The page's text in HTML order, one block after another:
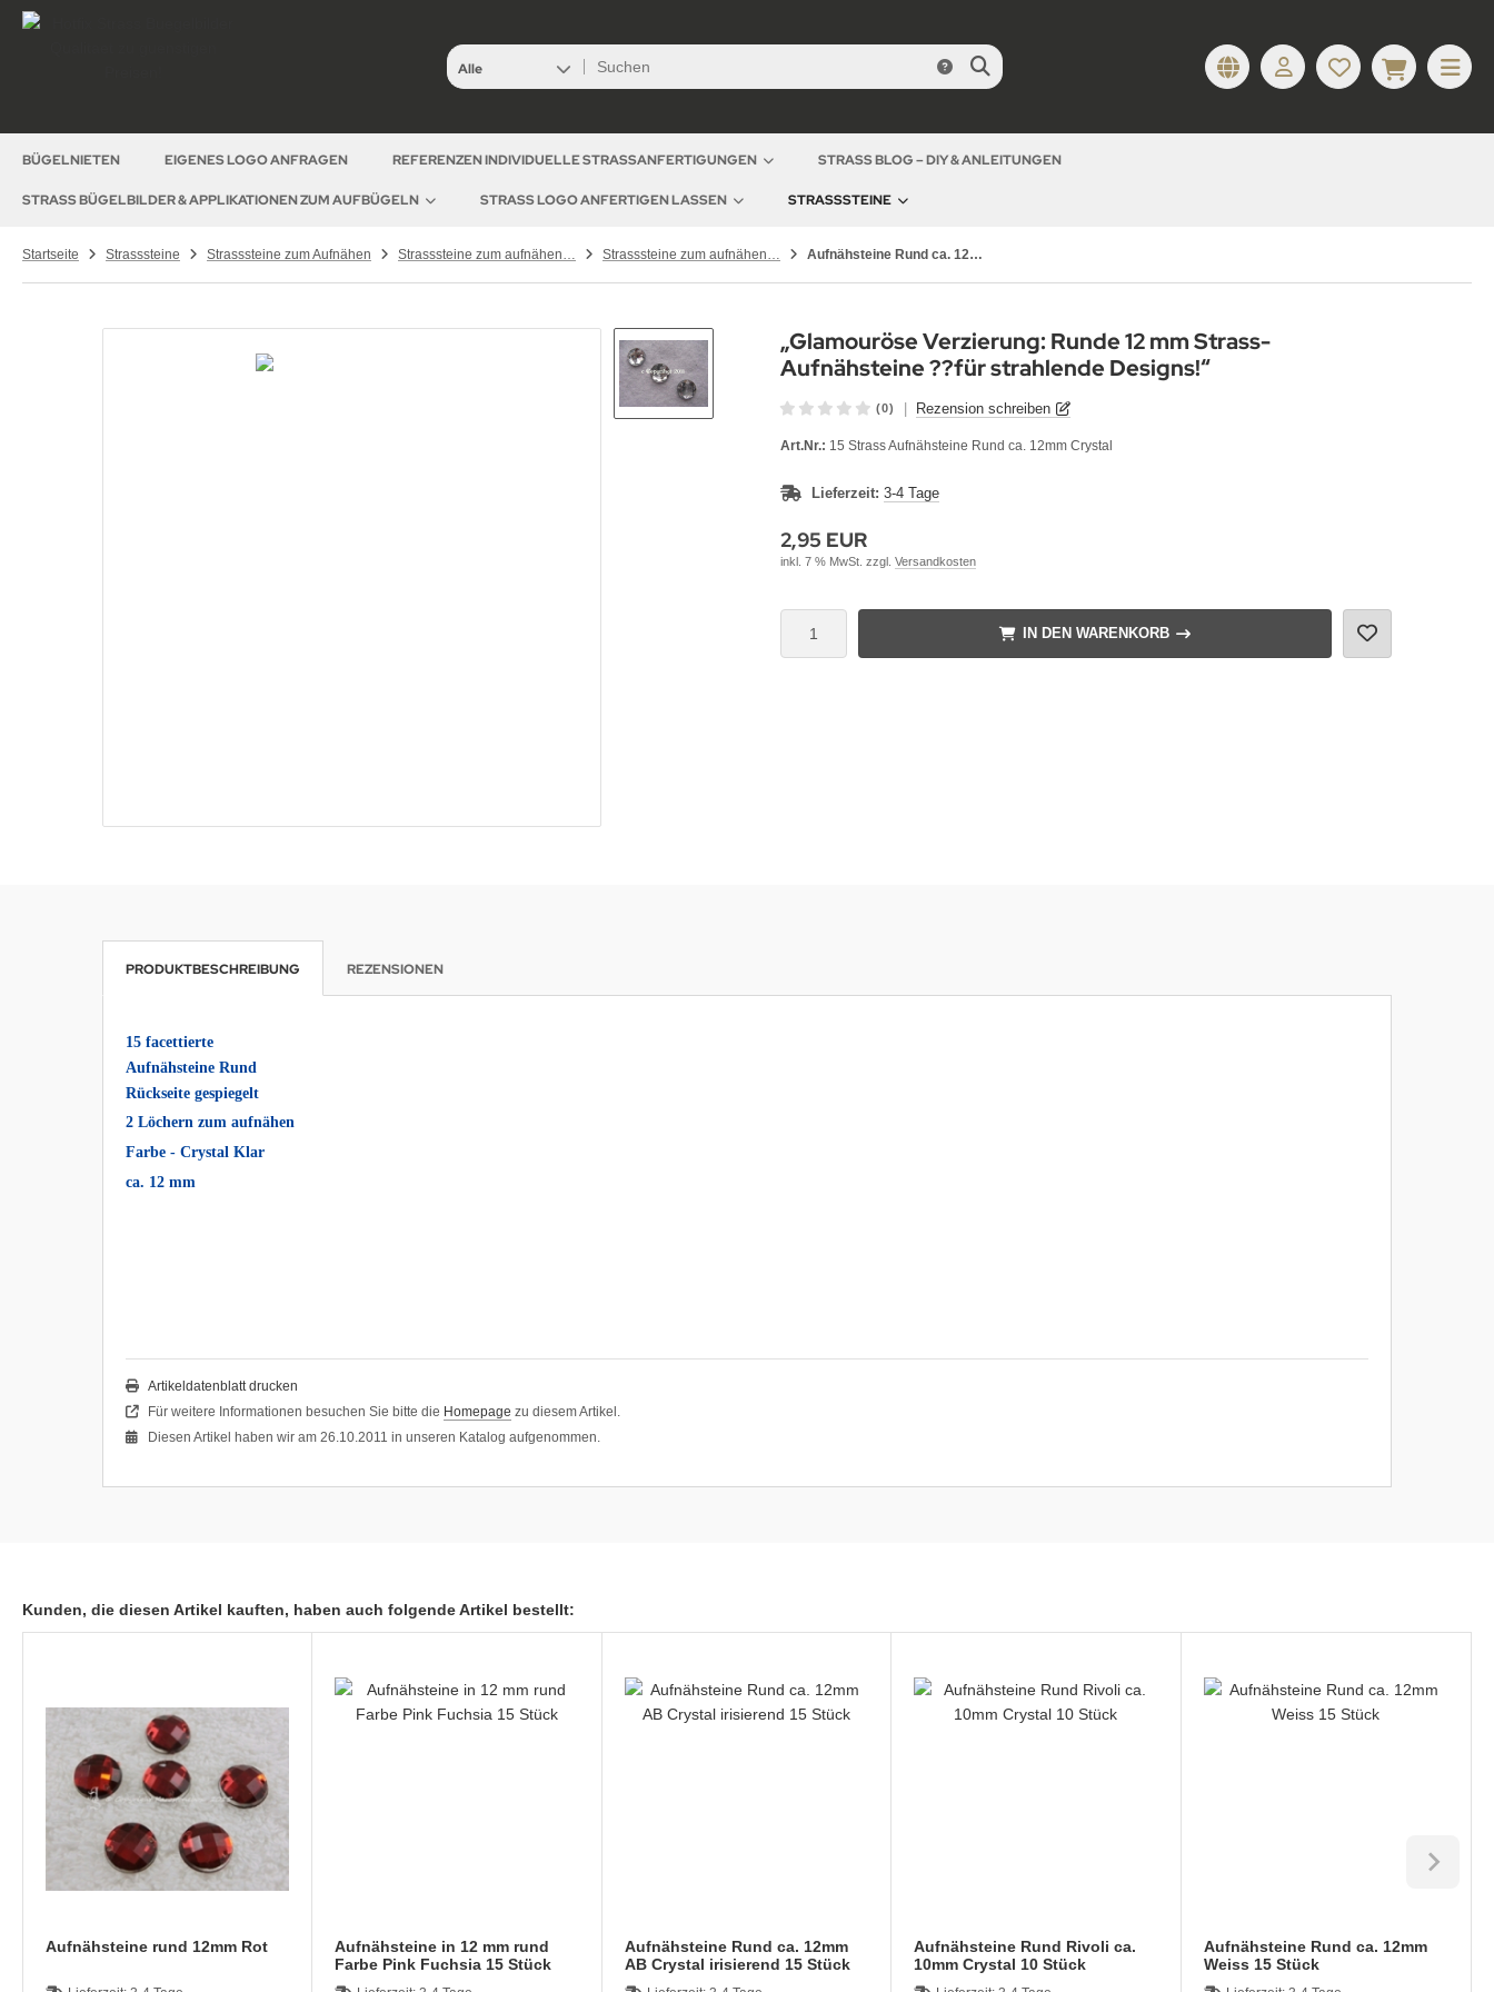
Alle
BÜGELNIETEN EIGENES LOGO ANFRAGEN REFERENZEN INDIVIDUELLE STRASSANFERTIGUNGEN STRASS BLOG – DIY & ANLEITUNGEN
STRASS BÜGELBILDER & APPLIKATIONEN ZUM AUFBÜGELN STRASS LOGO ANFERTIGEN LASSEN STRASSSTEINE
Startseite Strasssteine Strasssteine zum Aufnähen Strasssteine zum aufnähen Kunststoff Strasssteine zum aufnähen Rund Aufnähsteine Rund ca. 12mm Crystal 15 Stück
„Glamouröse Verzierung: Runde 12 mm Strass-
Aufnähsteine ??für strahlende Designs!“
(0) Rezension schreiben
Art.Nr.: 15 Strass Aufnähsteine Rund ca. 12mm Crystal
Lieferzeit: 3-4 Tage
2,95 EUR
inkl. 7 % MwSt. zzgl. Versandkosten
IN DEN WARENKORB
PRODUKTBESCHREIBUNG REZENSIONEN
15 facettierte
Aufnähsteine Rund
Rückseite gespiegelt
2 Löchern zum aufnähen
Farbe - Crystal Klar
ca. 12 mm
Artikeldatenblatt drucken
Für weitere Informationen besuchen Sie bitte die Homepage zu diesem Artikel.
Diesen Artikel haben wir am 26.10.2011 in unseren Katalog aufgenommen.
Kunden, die diesen Artikel kauften, haben auch folgende Artikel bestellt:
Aufnähsteine rund 12mm Rot
Aufnähsteine in 12 mm rund
Farbe Pink Fuchsia 15 Stück
Aufnähsteine Rund ca. 12mm
AB Crystal irisierend 15 Stück
Aufnähsteine Rund Rivoli ca.
10mm Crystal 10 Stück
Aufnähsteine Rund ca. 12mm
Weiss 15 Stück